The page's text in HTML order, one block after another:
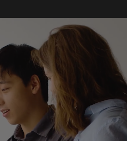
för
.
människor utvecklas
ansvar och